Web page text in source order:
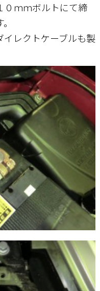
０ｍｍボルトにて締
レクトケーブルも製